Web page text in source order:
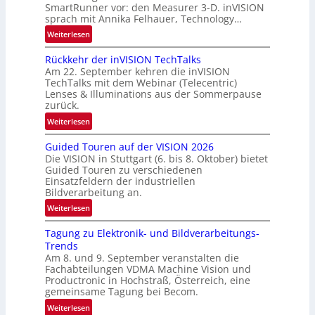
d
e
SmartRunner vor: den Measurer 3-D. inVISION
sprach mit Annika Felhauer, Technology…
Weiterlesen:
U
n
b
e
g
r
e
z
t
e
M
ö
g
l
c
h
k
e
Rückkehr der inVISION TechTalks
Am 22. September kehren die inVISION
TechTalks mit dem Webinar (Telecentric)
Lenses & Illuminations aus der Sommerpause
zurück.
Weiterlesen:
R
ü
c
k
k
e
h
e
r
i
n
V
Guided Touren auf der VISION 2026
Die VISION in Stuttgart (6. bis 8. Oktober) bietet
Guided Touren zu verschiedenen
Einsatzfeldern der industriellen
Bildverarbeitung an.
Weiterlesen:
G
u
d
e
d
T
Tagung zu Elektronik- und Bildverarbeitungs-
Trends
Am 8. und 9. September veranstalten die
Fachabteilungen VDMA Machine Vision und
Productronic in Hochstraß, Österreich, eine
gemeinsame Tagung bei Becom.
Weiterlesen: